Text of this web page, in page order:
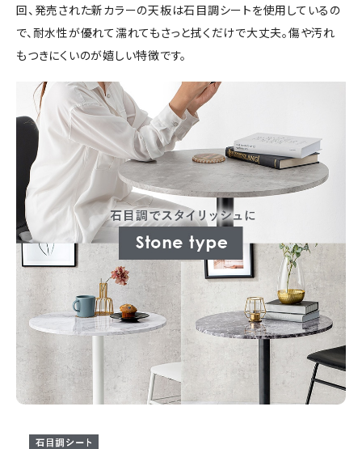
回、発売された新カラーの天板は石目調シートを使用しているの
で、耐水性が優れて濡れてもさっと拭くだけで大丈夫。傷や汚れ
もつきにくいのが嬉しい特徴です。